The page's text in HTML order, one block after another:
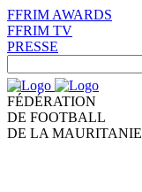
FFRIM AWARDS
FFRIM TV
PRESSE
FÉDÉRATION
DE FOOTBALL
DE LA MAURITANIE